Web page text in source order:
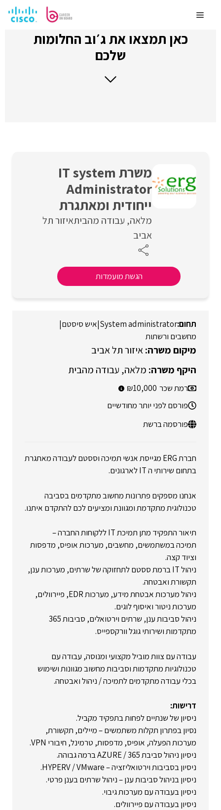
לתוכןMenu
כאן תמצאו את ג׳וב החלומות
שלכם
משרת IT system
Administrator
ייחודית ומאתגרת
מלאה עבודה מהביתאיזור תל
אביב
הגשת מועמדות
System administrator
|איש סיסטם|
מחשבים ורשתות
איזור תל אביב
מלאה עבודה מהבית
רמת שכר 10,000
פורסם לפני יותר מחודשיים
פורסמה ברשת
חברת ERG מגייסת אנשי תמיכה וססטם לעבודה מאתגרת
בתחום שירותי ה IT לארגונים.
אנחנו מספקים פתרונות מחשוב מתקדמים בסביבה
טכנולוגית מתקדמת ומגוונת ומציעים לכם להתקדם איתנו.
תיאור התפקיד מתן תמיכת IT ללקוחות החברה –
תמיכה במשתמשים, מחשבים, מערכות אופיס, מדפסות
וציוד קצה.
ניהול IT ברמת ססטם לתחזוקה של שרתים, מערכות ענן,
תקשורת ואבטחה.
ניהול מערכות אבטחת מידע, מערכות EDR, פיירוולים,
מערכות ניטור ואיסוף לוגים.
ניהול סביבות ענן, שרתים וירטואלים, סביבות 365
מתקדמות ושירותי גוגל וורקספייס.
עבודה עם צוות מוביל מקצועי ומנוסה, עבודה עם
טכנולוגיות מתקדמות וסביבות מחשוב מגוונות ושימוש
בכלי עבודה מתקדמים לתמיכה / ניהול ואבטחה.
דרישות:
ניסיון של שנתיים לפחות בתפקיד מקביל.
נסיון בפתרון תקלות משתמשים – מיילים, תקשורת,
מערכות הפעלה, אופיס, מדפסות, טרמינל, חיבורי VPN.
ניסיון ניהול סביבת 365 / AZURE ברמה גבוהה.
ניסיון בסביבות וירטואליזציה – HYPERV / VMware.
ניסיון בניהול סביבות ענן – ניהול שרתים בענן פרטי.
ניסיון בעבודה עם מערכות גיבוי.
ניסיון בעבודה עם פיירוולים.